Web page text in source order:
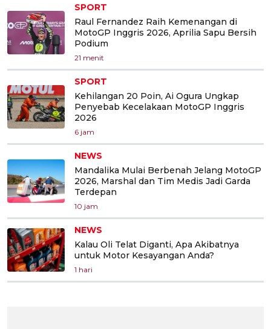
SPORT
Raul Fernandez Raih Kemenangan di
MotoGP Inggris 2026, Aprilia Sapu Bersih
Podium
21 menit
SPORT
Kehilangan 20 Poin, Ai Ogura Ungkap
Penyebab Kecelakaan MotoGP Inggris
2026
6 jam
NEWS
Mandalika Mulai Berbenah Jelang MotoGP
2026, Marshal dan Tim Medis Jadi Garda
Terdepan
10 jam
NEWS
Kalau Oli Telat Diganti, Apa Akibatnya
untuk Motor Kesayangan Anda?
1 hari